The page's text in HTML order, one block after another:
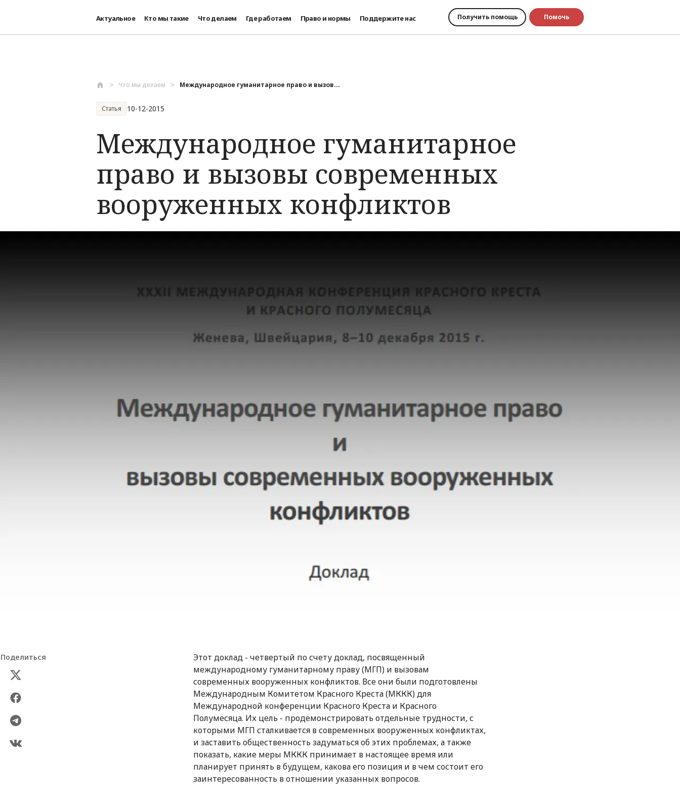
Актуальное Кто мы такие Что делаем Где работаем Право и нормы Поддержите нас Получить помощь Помочь
Что мы делаем Международное гуманитарное право и вызов...
Статья 10-12-2015
Международное гуманитарное
право и вызовы современных
вооруженных конфликтов
Поделиться
Этот доклад - четвертый по счету доклад, посвященный
международному гуманитарному праву (МГП) и вызовам
современных вооруженных конфликтов. Все они были подготовлены
Международным Комитетом Красного Креста (МККК) для
Международной конференции Красного Креста и Красного
Полумесяца. Их цель - продемонстрировать отдельные трудности, с
которыми МГП сталкивается в современных вооруженных конфликтах,
и заставить общественность задуматься об этих проблемах, а также
показать, какие меры МККК принимает в настоящее время или
планирует принять в будущем, какова его позиция и в чем состоит его
заинтересованность в отношении указанных вопросов.